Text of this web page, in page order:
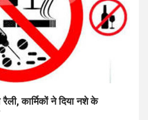
कार्मिकों ने दिया नशे के